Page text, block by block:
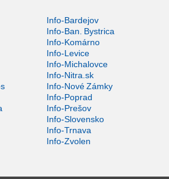
Info-Bardejov
Info-Ban. Bystrica
Info-Komárno
Info-Levice
Info-Michalovce
Info-Nitra.sk
Info-Nové Zámky
Info-Poprad
Info-Prešov
Info-Slovensko
Info-Trnava
Info-Zvolen